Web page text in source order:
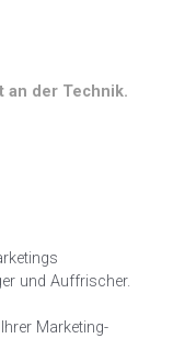
an der Technik.
und Auffrischer.
Marketing-